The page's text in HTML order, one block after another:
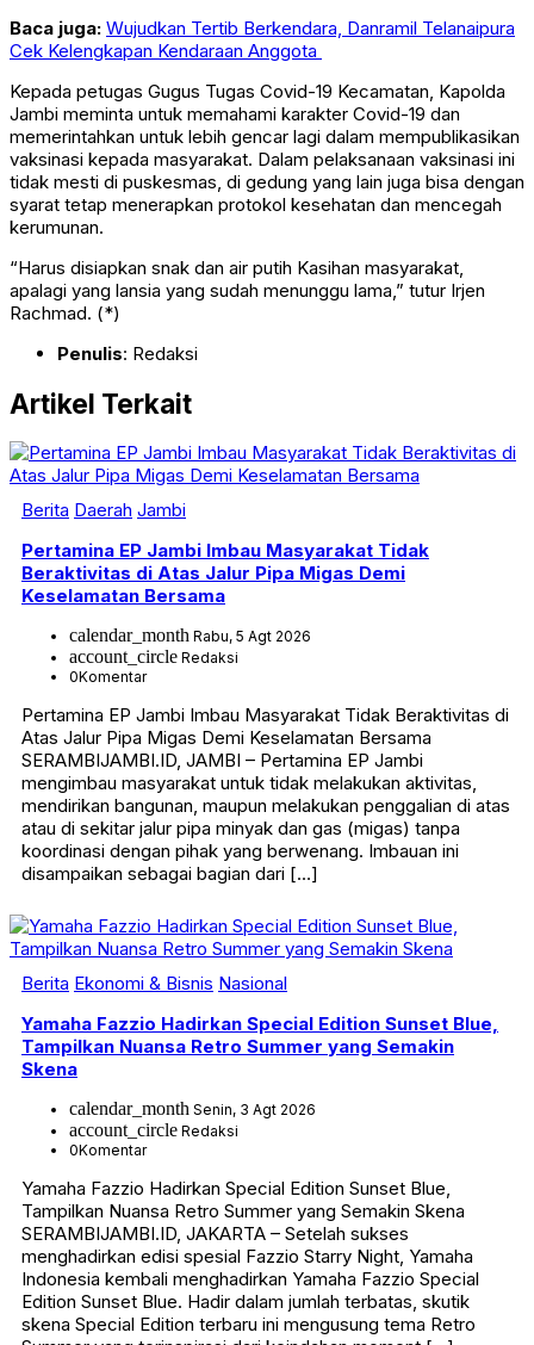
Baca juga: Wujudkan Tertib Berkendara, Danramil Telanaipura
Cek Kelengkapan Kendaraan Anggota
Kepada petugas Gugus Tugas Covid-19 Kecamatan, Kapolda
Jambi meminta untuk memahami karakter Covid-19 dan
memerintahkan untuk lebih gencar lagi dalam mempublikasikan
vaksinasi kepada masyarakat. Dalam pelaksanaan vaksinasi ini
tidak mesti di puskesmas, di gedung yang lain juga bisa dengan
syarat tetap menerapkan protokol kesehatan dan mencegah
kerumunan.
“Harus disiapkan snak dan air putih Kasihan masyarakat,
apalagi yang lansia yang sudah menunggu lama,” tutur Irjen
Rachmad. (*)
Penulis: Redaksi
Artikel Terkait
Berita Daerah Jambi
Pertamina EP Jambi Imbau Masyarakat Tidak
Beraktivitas di Atas Jalur Pipa Migas Demi
Keselamatan Bersama
calendar_month Rabu, 5 Agt 2026
account_circle Redaksi
0Komentar
Pertamina EP Jambi Imbau Masyarakat Tidak Beraktivitas di
Atas Jalur Pipa Migas Demi Keselamatan Bersama
SERAMBIJAMBI.ID, JAMBI – Pertamina EP Jambi
mengimbau masyarakat untuk tidak melakukan aktivitas,
mendirikan bangunan, maupun melakukan penggalian di atas
atau di sekitar jalur pipa minyak dan gas (migas) tanpa
koordinasi dengan pihak yang berwenang. Imbauan ini
disampaikan sebagai bagian dari […]
Berita Ekonomi & Bisnis Nasional
Yamaha Fazzio Hadirkan Special Edition Sunset Blue,
Tampilkan Nuansa Retro Summer yang Semakin
Skena
calendar_month Senin, 3 Agt 2026
account_circle Redaksi
0Komentar
Yamaha Fazzio Hadirkan Special Edition Sunset Blue,
Tampilkan Nuansa Retro Summer yang Semakin Skena
SERAMBIJAMBI.ID, JAKARTA – Setelah sukses
menghadirkan edisi spesial Fazzio Starry Night, Yamaha
Indonesia kembali menghadirkan Yamaha Fazzio Special
Edition Sunset Blue. Hadir dalam jumlah terbatas, skutik
skena Special Edition terbaru ini mengusung tema Retro